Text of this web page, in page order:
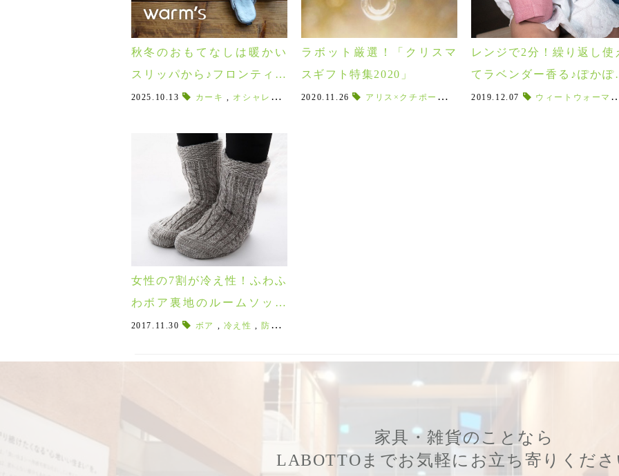
秋冬のおもてなしは暖かい
スリッパから♪フロンティア
新作の冬用スリッパ「war
しました！
2025.10.13 カーキ , オシャレなスリッパ ,warm's,オシャレなルームシューズ,ボアルームシューズ , つまず
ラボット厳選！「クリスマ
スギフト特集2020」
2020.11.26 アリス×クチポール , パパとママ,ミッフィ,ミッフィファ
レンジで2分！繰り返し使
てラベンダー香る♪ぽかぽ
小麦ウォーマー！
2019.12.07 ウィートウォーマー
女性の7割が冷え性！ふわふ
わボア裏地のルームソック
スで足先ポッカポカ♪
2017.11.30 ボア , 冷え性 , 防寒対策
家具・雑貨のことなら
LABOTTOまでお気軽にお立ち寄りくだ